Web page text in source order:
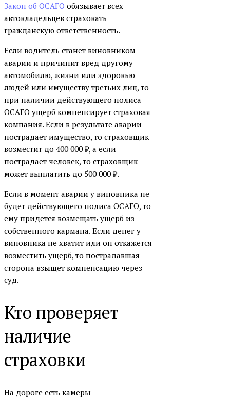
Закон об ОСАГО обязывает всех
автовладельцев страховать
гражданскую ответственность.
Если водитель станет виновником
аварии и причинит вред другому
автомобилю, жизни или здоровью
людей или имуществу третьих лиц, то
при наличии действующего полиса
ОСАГО ущерб компенсирует страховая
компания. Если в результате аварии
пострадает имущество, то страховщик
возместит до 400 000 ₽, а если
пострадает человек, то страховщик
может выплатить до 500 000 ₽.
Если в момент аварии у виновника не
будет действующего полиса ОСАГО, то
ему придется возмещать ущерб из
собственного кармана. Если денег у
виновника не хватит или он откажется
возместить ущерб, то пострадавшая
сторона взыщет компенсацию через
суд.
Кто проверяет
наличие
страховки
На дороге есть камеры